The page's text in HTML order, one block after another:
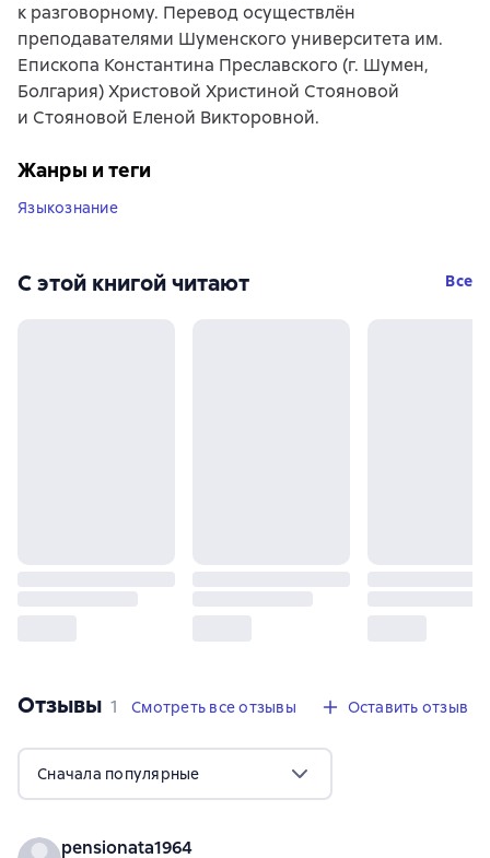
к разговорному. Перевод осуществлён
преподавателями Шуменского университета им.
Епископа Константина Преславского (г. Шумен,
Болгария) Христовой Христиной Стояновой
и Стояновой Еленой Викторовной.
Жанры и теги
Языкознание
С этой книгой читают Все
Отзывы 1 отзыв
1 Смотреть все отзывы Оставить отзыв
Сначала популярные
pensionata1964